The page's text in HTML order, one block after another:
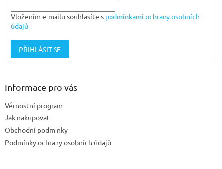
Vložením e-mailu souhlasíte s podmínkami ochrany osobních
údajů
PŘIHLÁSIT SE
Informace pro vás
Věrnostní program
Jak nakupovat
Obchodní podmínky
Podmínky ochrany osobních údajů